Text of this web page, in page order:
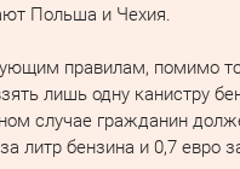
Польша и Чехия.
правилам, помимо
лишь одну канистру
случае гражданин
литр бензина и 0,7 евро